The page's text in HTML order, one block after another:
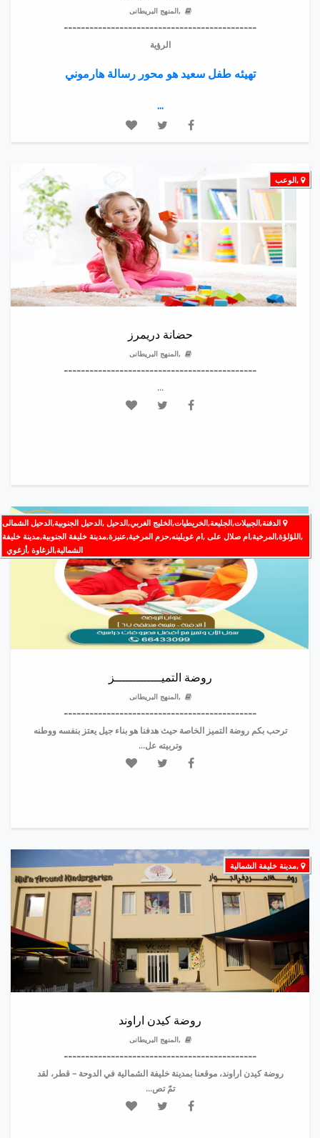
,المنهج البريطانى
---------------------------------------------
الرؤية
تهيئه طفل سعيد هو محور رسالة هارموني
...
,الوعب
حضانة دريمرز
,المنهج البريطانى
---------------------------------------------
...
الدفنة,الجبيلات,الجليعة,الخريطيات,الخليج الغربي,الدحيل ,الدحيل الجنوبية,الدحيل الشمالى
,اللؤلؤة,المرخية,ام صلال على ,ام غويلينه,حزم المرخية,عنيزة,مدينة خليفة الجنوبية,مدينة خليفة
الشمالية,الزغاوة ,أزغوي
روضة التميـــــــــــــز
,المنهج البريطانى
---------------------------------------------
ترحب بكم روضة التميز الخاصة حيث هدفنا هو بناء جيل يعتز بنفسه ووطنه
وتربيته عل...
,مدينة خليفة الشمالية
روضة كيدن اراوند
,المنهج البريطانى
---------------------------------------------
روضة كيدن اراوند، موقعنا بمدينة خليفة الشمالية في الدوحة – قطر، لقد
تمّ تص...